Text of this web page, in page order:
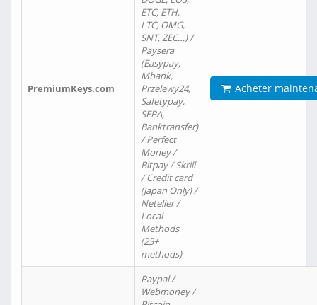
PremiumKeys.com
ETC, ETH,
LTC, OMG,
SNT, ZEC…) /
Paysera
(Easypay,
Mbank,
Przelewy24,
Safetypay,
SEPA,
Banktransfer)
/ Perfect
Money /
Bitpay / Skrill
/ Credit card
(Japan Only) /
Neteller /
Local
Methods
(25+
methods)
Acheter
Paypal /
Webmoney /